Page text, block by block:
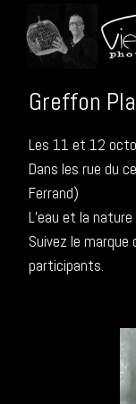
contenu
.
Greffon
Les 11 et 12
Dans les rue du
Ferrand)
L’eau et la
Suivez le
participants.